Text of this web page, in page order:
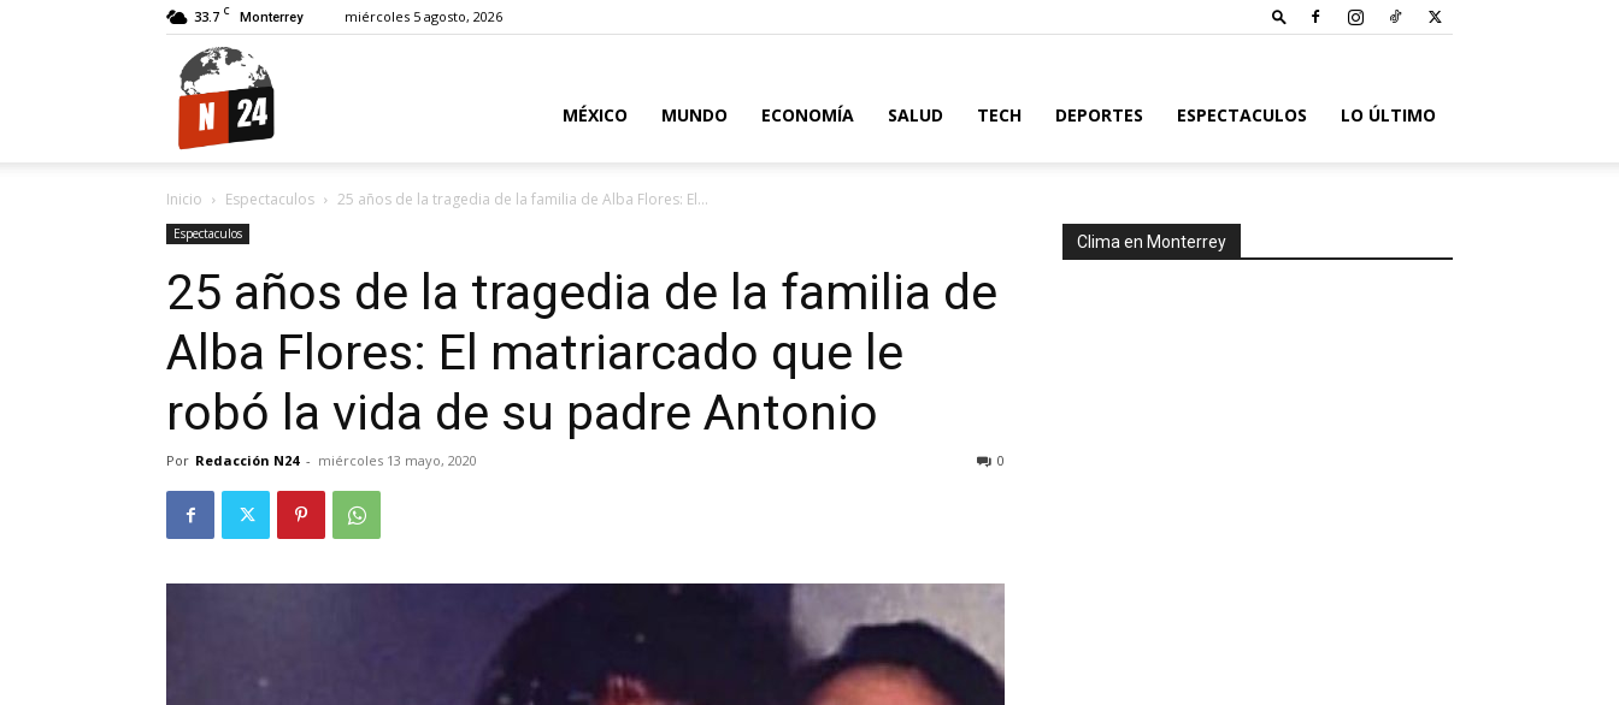
33.7 C Monterrey miércoles 5 agosto, 2026
MÉXICO MUNDO ECONOMÍA SALUD TECH DEPORTES ESPECTACULOS LO ÚLTIMO
Inicio Espectaculos 25 años de la tragedia de la familia de Alba Flores: El...
Espectaculos
25 años de la tragedia de la familia de
Alba Flores: El matriarcado que le
robó la vida de su padre Antonio
Por Redacción N24 - miércoles 13 mayo, 2020 0
Clima en Monterrey